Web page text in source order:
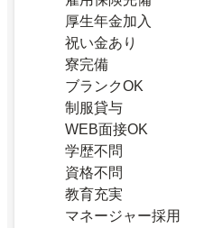
厚生年金加入
祝い金あり
寮完備
ブランクOK
制服貸与
WEB面接OK
学歴不問
資格不問
教育充実
マネージャー採用